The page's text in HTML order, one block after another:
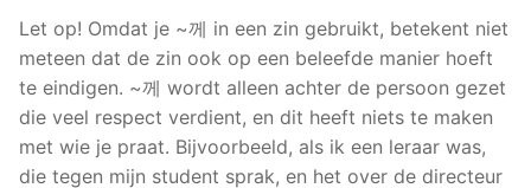
Let op! Omdat je ~께 in een zin gebruikt, betekent niet
meteen dat de zin ook op een beleefde manier hoeft
te eindigen. ~께 wordt alleen achter de persoon gezet
die veel respect verdient, en dit heeft niets te maken
met wie je praat. Bijvoorbeeld, als ik een leraar was,
die tegen mijn student sprak, en het over de directeur